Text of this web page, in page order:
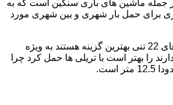
همان 18 چرخ از جمله ماشین های باری سنگین است که به
برای حمل بار شهری و بین شهری مورد
تریلی ها باری حمل بار های 22 تنی بهترین گزینه هستند به ویژه
را بهتر است با تریلی ها حمل کرد چرا
است.